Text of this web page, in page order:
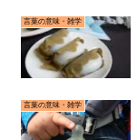
言葉の意味・雑学
言葉の意味・雑学